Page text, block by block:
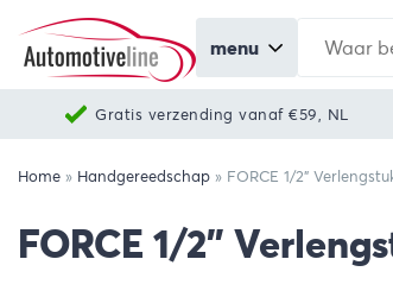
menu
Gratis verzending vanaf €59, NL
Home » Handgereedschap » FORCE 1/2”
FORCE 1/2”